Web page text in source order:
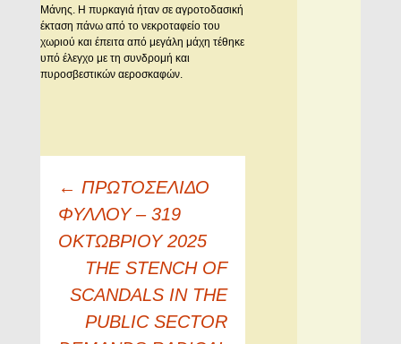
Μάνης. Η πυρκαγιά ήταν σε αγροτοδασική
έκταση πάνω από το νεκροταφείο του
χωριού και έπειτα από μεγάλη μάχη τέθηκε
υπό έλεγχο με τη συνδρομή και
πυροσβεστικών αεροσκαφών.
Πλοήγηση
άρθρων
← ΠΡΩΤΟΣΕΛΙΔΟ
ΦΥΛΛΟΥ – 319
ΟΚΤΩΒΡΙΟΥ 2025
THE STENCH OF
SCANDALS IN THE
PUBLIC SECTOR